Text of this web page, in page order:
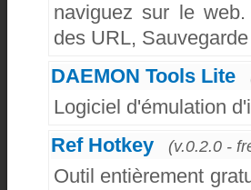
naviguez sur le
des URL,
DAEMON Tools Lite
Logiciel d'émulation
Ref Hotkey
(v.0.2.0 -
Outil entièrement